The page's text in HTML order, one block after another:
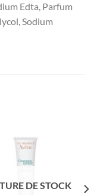
Edta, Parfum
Sodium
DE STOCK